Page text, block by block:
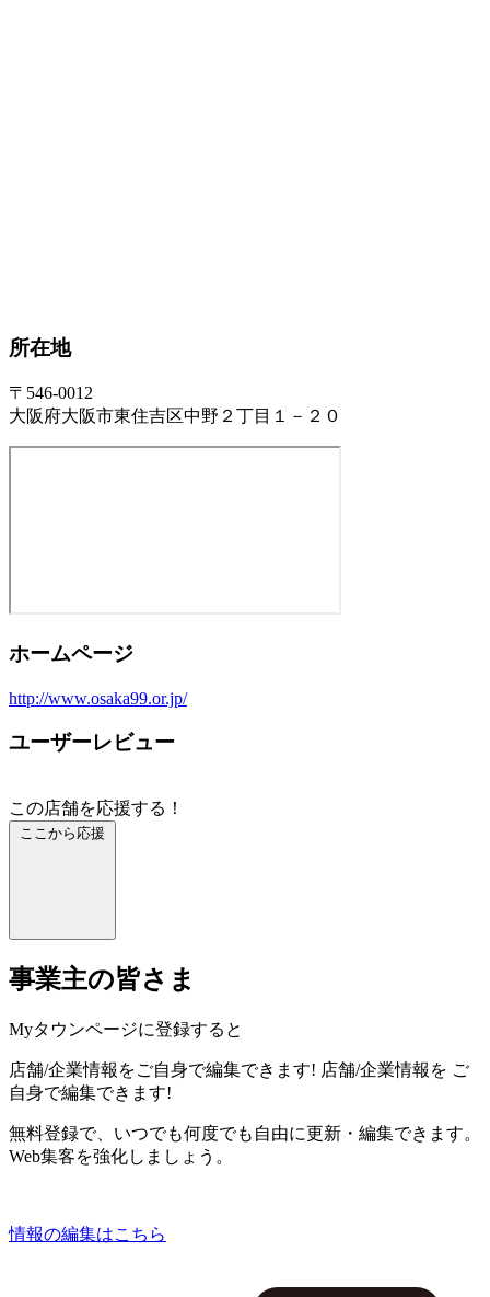
所在地
〒546-0012
大阪府大阪市東住吉区中野２丁目１－２０
ホームページ
http://www.osaka99.or.jp/
ユーザーレビュー
この店舗を応援する！
ここから応援
事業主の皆さま
Myタウンページに登録すると
店舗/企業情報をご自身で編集できます! 店舗/企業情報を ご
自身で編集できます!
無料登録で、いつでも何度でも自由に更新・編集できます。
Web集客を強化しましょう。
情報の編集はこちら